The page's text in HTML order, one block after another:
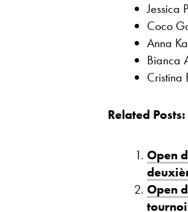
Jessica
Coco
Anna
Bianca
Cristina
Related Posts:
Open
Open
tournoi